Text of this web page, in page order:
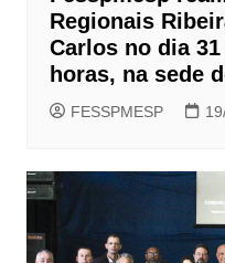
Regionais
Carlos no dia
horas, na sede
FESSPMESP